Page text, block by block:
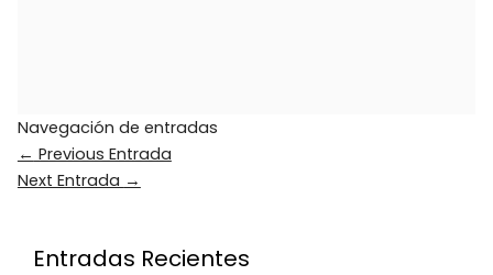
Navegación de entradas
← Previous Entrada
Next Entrada →
Entradas Recientes